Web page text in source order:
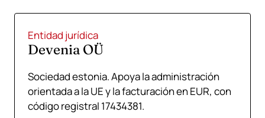
Entidad jurídica
Devenia OÜ
Sociedad estonia. Apoya la administración
orientada a la UE y la facturación en EUR, con
código registral 17434381.